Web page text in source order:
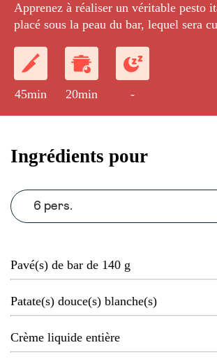
Apprenez à réaliser un véritable pesto
placé sous la peau du bar, lequel sera
et pluches de coriandre.
45min 20min -
Ingrédients pour
6 pers.
Pavé(s) de bar de 140 g
Patate(s) douce(s) blanche(s)
Crème liquide entière